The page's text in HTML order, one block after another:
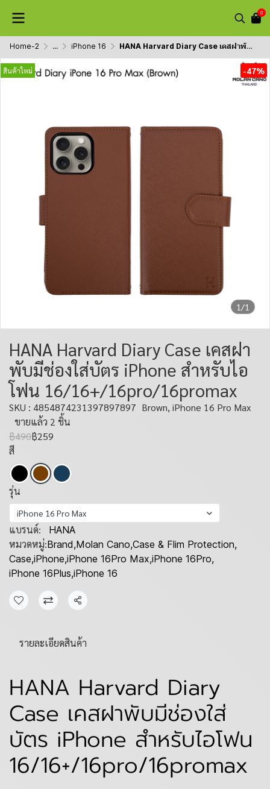
0
Home-2 ... iPhone 16 HANA Harvard Diary Case เคสฝาพับมีช่องใส่บัตร iPhone สำหรับไอโฟน 16/16+/16pro/16promax
1/1
สินค้าใหม่ -47%
HANA Harvard Diary Case เคสฝา
พับมีช่องใส่บัตร iPhone สำหรับไอ
โฟน 16/16+/16pro/16promax
SKU : 4854874231397897897 Brown, iPhone 16 Pro Max
ขายแล้ว 2 ชิ้น
฿490฿259
สี
รุ่น
iPhone 16 Pro Max
แบรนด์: HANA
หมวดหมู่:Brand,Molan Cano,Case & Flim Protection,
Case,iPhone,iPhone 16Pro Max,iPhone 16Pro,
iPhone 16Plus,iPhone 16
แชร์
รายละเอียดสินค้า
HANA Harvard Diary
Case เคสฝาพับมีช่องใส่
บัตร iPhone สำหรับไอโฟน
16/16+/16pro/16promax